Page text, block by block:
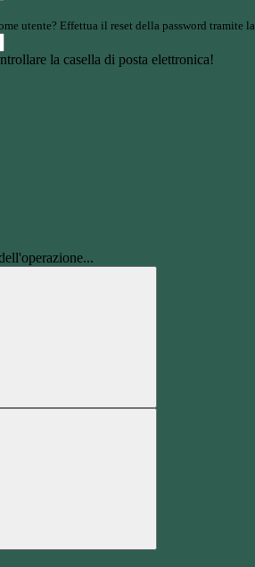
utente? Effettua il reset della password tramite la
la casella di posta elettronica!